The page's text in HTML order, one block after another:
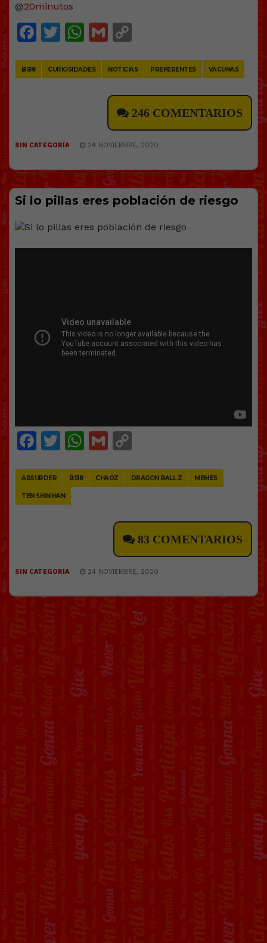
@20minutos
Facebook
Twitter
WhatsApp
Gmail
BS18 CURIOSIDADES NOTICIAS PREFERENTES VACUNAS
246 COMENTARIOS
SIN CATEGORÍA 24 NOVIEMBRE, 2020
Si lo pillas eres población de riesgo
Facebook
Twitter
WhatsApp
Gmail
ABSURDER BS18 CHAOZ DRAGON BALL Z MEMES
TEN SHIN HAN
83 COMENTARIOS
SIN CATEGORÍA 24 NOVIEMBRE, 2020